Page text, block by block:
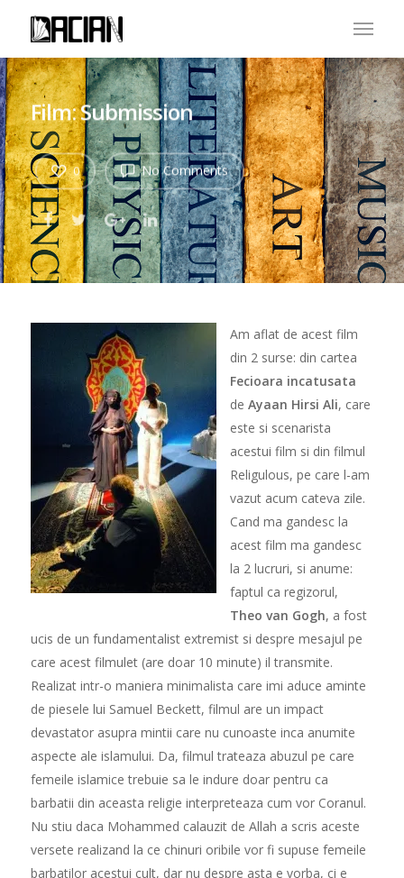
Film: Submission
No Comments
0
Am aflat de acest film
din 2 surse: din cartea
Fecioara incatusata
de Ayaan Hirsi Ali, care
este si scenarista
acestui film si din filmul
Religulous, pe care l-am
vazut acum cateva zile.
Cand ma gandesc la
acest film ma gandesc
la 2 lucruri, si anume:
faptul ca regizorul,
Theo van Gogh, a fost
ucis de un fundamentalist extremist si despre mesajul pe
care acest filmulet (are doar 10 minute) il transmite.
Realizat intr-o maniera minimalista care imi aduce aminte
de piesele lui Samuel Beckett, filmul are un impact
devastator asupra mintii care nu cunoaste inca anumite
aspecte ale islamului. Da, filmul trateaza abuzul pe care
femeile islamice trebuie sa le indure doar pentru ca
barbatii din aceasta religie interpreteaza cum vor Coranul.
Nu stiu daca Mohammed calauzit de Allah a scris aceste
versete realizand la ce chinuri oribile vor fi supuse femeile
barbatilor acestui cult, dar nu despre asta e vorba, ci e